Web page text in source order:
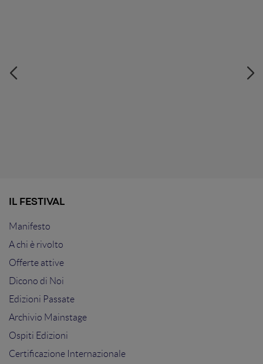
IL FESTIVAL
Manifesto
A chi è rivolto
Offerte attive
Dicono di Noi
Edizioni Passate
Archivio Mainstage
Ospiti Edizioni
Certificazione Internazionale